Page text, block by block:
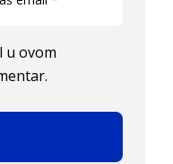
u ovom